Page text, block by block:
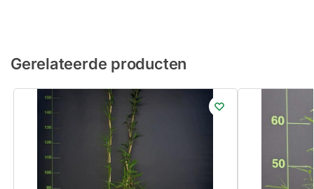
Gerelateerde producten